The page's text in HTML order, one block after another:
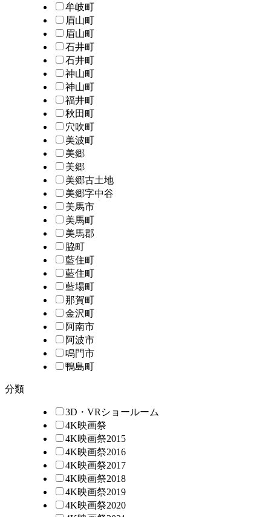
牟岐町
眉山町
眉山町
石井町
石井町
神山町
神山町
福井町
秋田町
穴吹町
美波町
美郷
美郷
美郷古土地
美郷字中谷
美馬市
美馬町
美馬郡
脇町
藍住町
藍住町
藍場町
那賀町
金沢町
阿南市
阿波市
鳴門市
鴨島町
分類
3D・VRショールーム
4K映画祭
4K映画祭2015
4K映画祭2016
4K映画祭2017
4K映画祭2018
4K映画祭2019
4K映画祭2020